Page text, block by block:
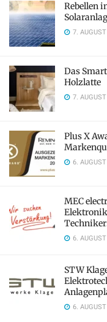
Rebellen
7.
Das
Holzlatte
7.
Plus X
6.
MEC
6.
STW
6.